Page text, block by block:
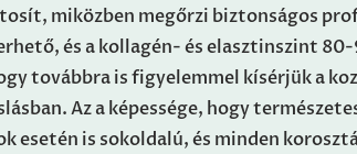
miközben megőrzi biztonságos
és a kollagén- és elasztinszint
továbbra is figyelemmel kísérjük a
Az a képessége, hogy
is sokoldalú, és minden